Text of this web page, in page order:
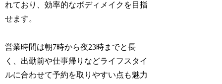
れており、効率的なボディメイクを目指
せます。
営業時間は朝7時から夜23時までと長
く、出勤前や仕事帰りなどライフスタイ
ルに合わせて予約を取りやすい点も魅力